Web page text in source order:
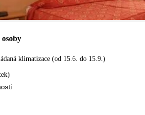
klimatizace (od 15.6. do 15.9.)